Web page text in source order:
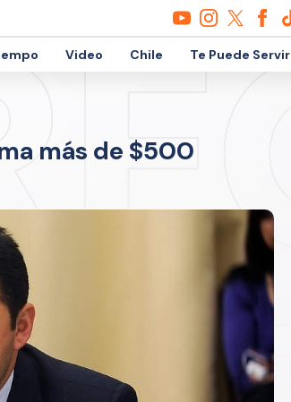
Video Chile Te Puede Servir
más de $500